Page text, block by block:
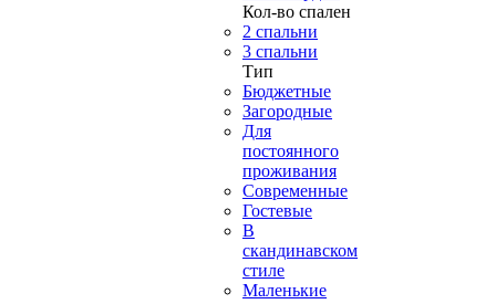
Кол-во спален
2 спальни
3 спальни
Тип
Бюджетные
Загородные
Для
постоянного
проживания
Современные
Гостевые
В
скандинавском
стиле
Маленькие